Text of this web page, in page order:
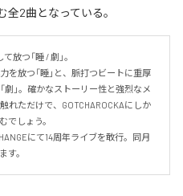
全2曲となっている。
放つ「睡 / 劇」。
放つ「睡」と、脈打つビートに重厚
」。確かなストーリー性と強烈なメ
れただけで、GOTCHAROCKAにしか
でしょう。
にて14周年ライブを敢行。同月
す。